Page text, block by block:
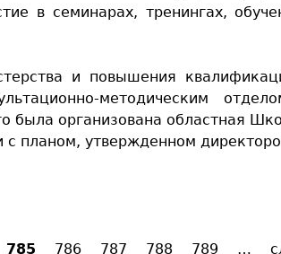
в семинарах, тренингах,
и повышения
методическим
была организована областная
планом, утвержденном
785 786 787 788 789 …